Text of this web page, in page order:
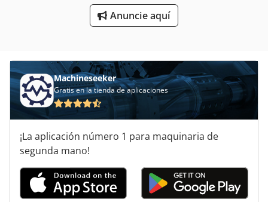
Sistema De Soldadura
Anuncie aquí
Machineseeker
Gratis en la tienda de aplicaciones
¡La aplicación número 1 para maquinaria de
segunda mano!